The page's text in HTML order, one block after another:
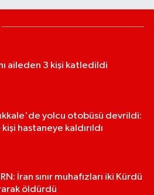
aileden 3 kişi katledildi
yolcu otobüsü devrildi:
hastaneye kaldırıldı
İran sınır muhafızları iki Kürdü
öldürdü